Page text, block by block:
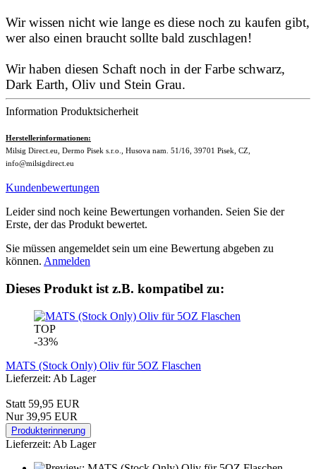
Wir wissen nicht wie lange es diese noch zu kaufen gibt,
wer also einen braucht sollte bald zuschlagen!
Wir haben diesen Schaft noch in der Farbe schwarz,
Dark Earth, Oliv und Stein Grau.
Information Produktsicherheit
Herstellerinformationen:
Milsig Direct.eu, Dermo Pisek s.r.o., Husova nam. 51/16, 39701 Pisek, CZ,
info@milsigdirect.eu
Kundenbewertungen
Leider sind noch keine Bewertungen vorhanden. Seien Sie der
Erste, der das Produkt bewertet.
Sie müssen angemeldet sein um eine Bewertung abgeben zu
können. Anmelden
Dieses Produkt ist z.B. kompatibel zu:
TOP
-33%
MATS (Stock Only) Oliv für 5OZ Flaschen
Lieferzeit: Ab Lager
Statt 59,95 EUR
Nur 39,95 EUR
Produkterinnerung
Lieferzeit: Ab Lager